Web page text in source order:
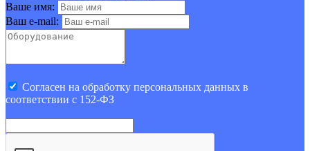
Ваше имя:
Ваш e-mail:
Cогласен на обработку персональных данных в
соответствии с 152-ФЗ